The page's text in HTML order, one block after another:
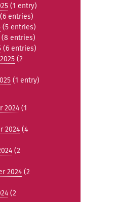
(1 entry)
entries)
(5 entries)
entries)
(6 entries)
(2
(1 entry)
2024 (1
2024 (4
(2
2024 (2
(2